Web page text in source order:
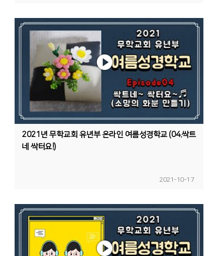
2021년 무학교회 유년부 온라인 여름성경학교 (04.싹트
네 싹터요!)
2021-10-17